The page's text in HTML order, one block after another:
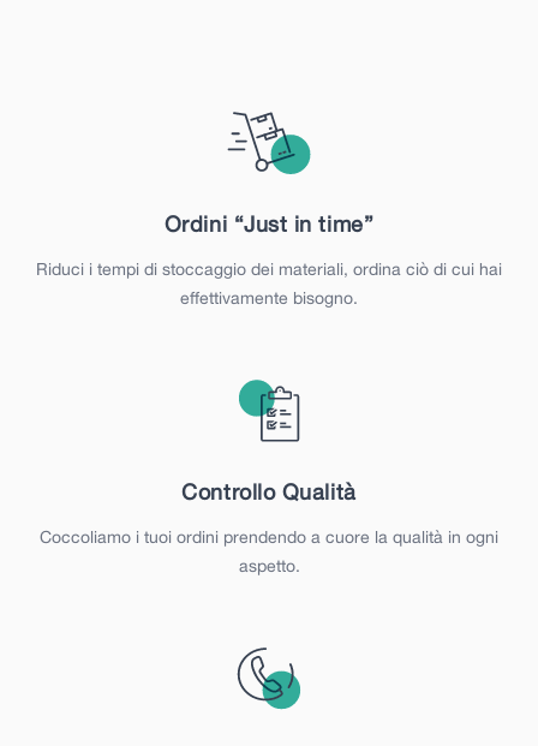
Ordini “Just in time”
Riduci i tempi di stoccaggio dei materiali, ordina ciò di cui hai
effettivamente bisogno.
Controllo Qualità
Coccoliamo i tuoi ordini prendendo a cuore la qualità in ogni
aspetto.